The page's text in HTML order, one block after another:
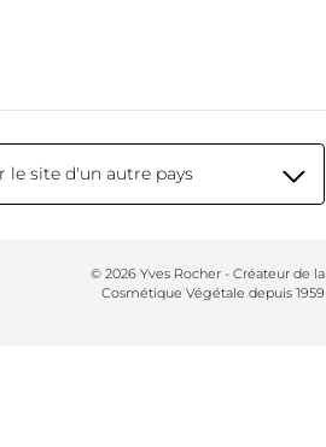
le site d'un autre pays
© 2026 Yves Rocher - Créateur de la
Cosmétique Végétale depuis 1959